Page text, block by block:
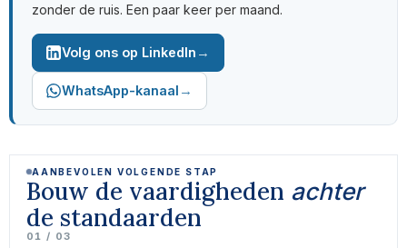
zonder de ruis. Een paar keer per maand.
Volg ons op LinkedIn →
WhatsApp-kanaal →
AANBEVOLEN VOLGENDE STAP
Bouw de vaardigheden achter
de standaarden
01 / 03